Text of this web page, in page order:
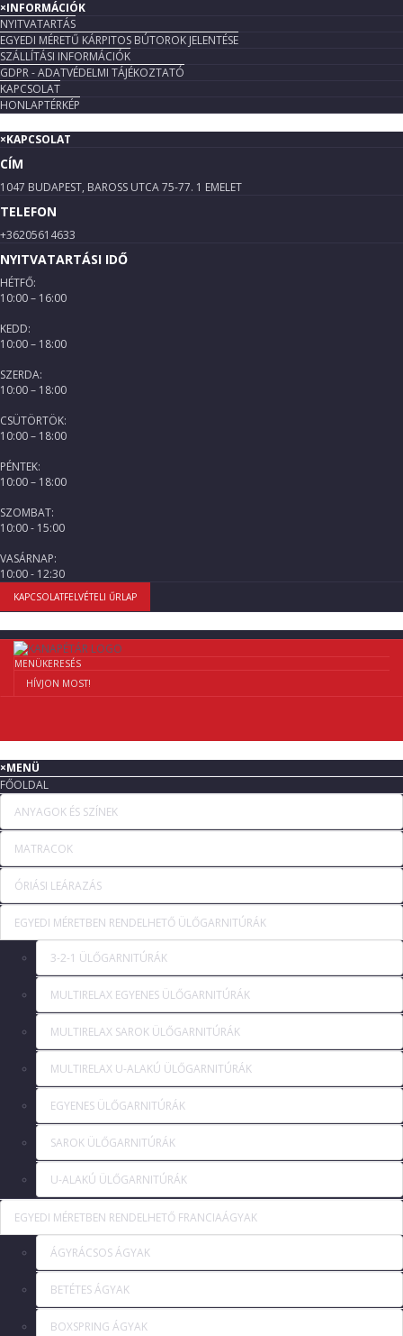
×INFORMÁCIÓK
NYITVATARTÁS
EGYEDI MÉRETŰ KÁRPITOS BÚTOROK JELENTÉSE
SZÁLLÍTÁSI INFORMÁCIÓK
GDPR - ADATVÉDELMI TÁJÉKOZTATÓ
KAPCSOLAT
HONLAPTÉRKÉP
×KAPCSOLAT
CÍM
1047 BUDAPEST, BAROSS UTCA 75-77. 1 EMELET
TELEFON
+36205614633
NYITVATARTÁSI IDŐ
HÉTFŐ:
10:00 – 16:00
KEDD:
10:00 – 18:00
SZERDA:
10:00 – 18:00
CSÜTÖRTÖK:
10:00 – 18:00
PÉNTEK:
10:00 – 18:00
SZOMBAT:
10:00 - 15:00
VASÁRNAP:
10:00 - 12:30
KAPCSOLATFELVÉTELI ŰRLAP
MENÜKERESÉS
HÍVJON MOST!
×MENÜ
FŐOLDAL
ANYAGOK ÉS SZÍNEK
MATRACOK
ÓRIÁSI LEÁRAZÁS
EGYEDI MÉRETBEN RENDELHETŐ ÜLŐGARNITÚRÁK
3-2-1 ÜLŐGARNITÚRÁK
MULTIRELAX EGYENES ÜLŐGARNITÚRÁK
MULTIRELAX SAROK ÜLŐGARNITÚRÁK
MULTIRELAX U-ALAKÚ ÜLŐGARNITÚRÁK
EGYENES ÜLŐGARNITÚRÁK
SAROK ÜLŐGARNITÚRÁK
U-ALAKÚ ÜLŐGARNITÚRÁK
EGYEDI MÉRETBEN RENDELHETŐ FRANCIAÁGYAK
ÁGYRÁCSOS ÁGYAK
BETÉTES ÁGYAK
BOXSPRING ÁGYAK